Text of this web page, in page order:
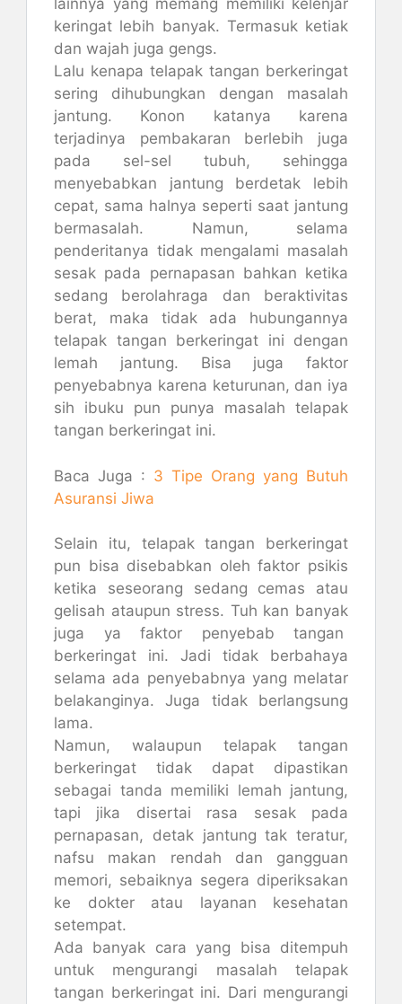
lainnya yang memang memiliki kelenjar
keringat lebih banyak. Termasuk ketiak
dan wajah juga gengs.
Lalu kenapa telapak tangan berkeringat
sering dihubungkan dengan masalah
jantung. Konon katanya karena
terjadinya pembakaran berlebih juga
pada sel-sel tubuh, sehingga
menyebabkan jantung berdetak lebih
cepat, sama halnya seperti saat jantung
bermasalah. Namun, selama
penderitanya tidak mengalami masalah
sesak pada pernapasan bahkan ketika
sedang berolahraga dan beraktivitas
berat, maka tidak ada hubungannya
telapak tangan berkeringat ini dengan
lemah jantung. Bisa juga faktor
penyebabnya karena keturunan, dan iya
sih ibuku pun punya masalah telapak
tangan berkeringat ini.
Baca Juga : 3 Tipe Orang yang Butuh
Asuransi Jiwa
Selain itu, telapak tangan berkeringat
pun bisa disebabkan oleh faktor psikis
ketika seseorang sedang cemas atau
gelisah ataupun stress. Tuh kan banyak
juga ya faktor penyebab tangan
berkeringat ini. Jadi tidak berbahaya
selama ada penyebabnya yang melatar
belakanginya. Juga tidak berlangsung
lama.
Namun, walaupun telapak tangan
berkeringat tidak dapat dipastikan
sebagai tanda memiliki lemah jantung,
tapi jika disertai rasa sesak pada
pernapasan, detak jantung tak teratur,
nafsu makan rendah dan gangguan
memori, sebaiknya segera diperiksakan
ke dokter atau layanan kesehatan
setempat.
Ada banyak cara yang bisa ditempuh
untuk mengurangi masalah telapak
tangan berkeringat ini. Dari mengurangi